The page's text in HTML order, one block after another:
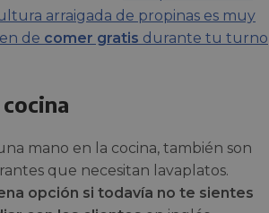
arraigada de propinas es muy
de comer gratis durante tu turno
mano en la cocina, también son
que necesitan lavaplatos.
opción si todavía no te sientes